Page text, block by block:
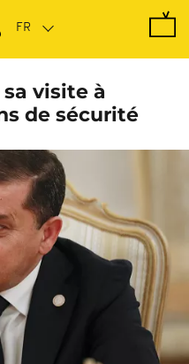
visite à
de sécurité